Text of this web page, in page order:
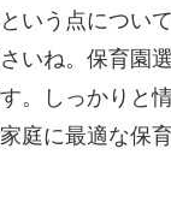
いう点につい
いね。保育園
。しっかりと
庭に最適な保